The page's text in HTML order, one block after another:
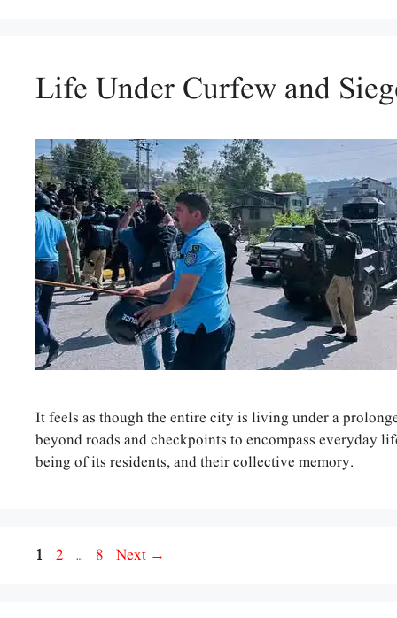
Life Under Curfew and
It feels as though the entire city is living under a
beyond roads and checkpoints to encompass everyday
being of its residents, and their collective memory.
Page
1 Page
2 … Page
8 Next →